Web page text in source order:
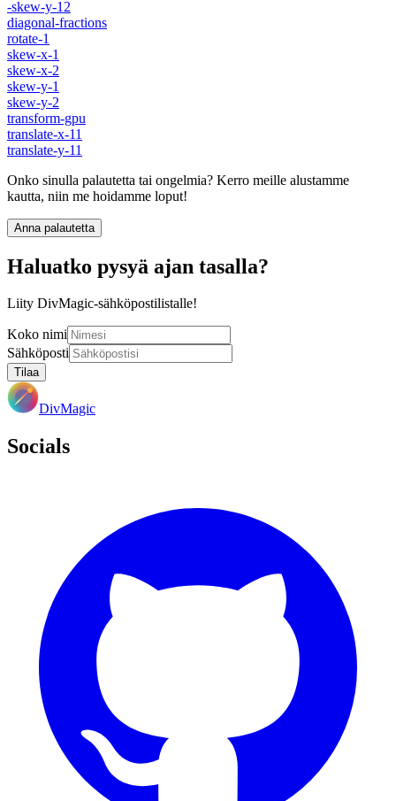
-skew-y-12
diagonal-fractions
rotate-1
skew-x-1
skew-x-2
skew-y-1
skew-y-2
transform-gpu
translate-x-11
translate-y-11
Onko sinulla palautetta tai ongelmia? Kerro meille alustamme
kautta, niin me hoidamme loput!
Anna palautetta
Haluatko pysyä ajan tasalla?
Liity DivMagic-sähköpostilistalle!
Koko nimi
Sähköposti
Tilaa
DivMagic
Socials